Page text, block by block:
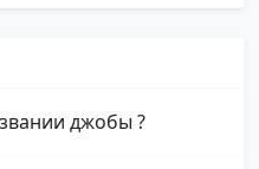
джобы ?